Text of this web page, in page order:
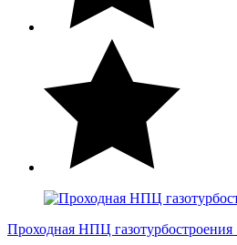
Проходная НПЦ